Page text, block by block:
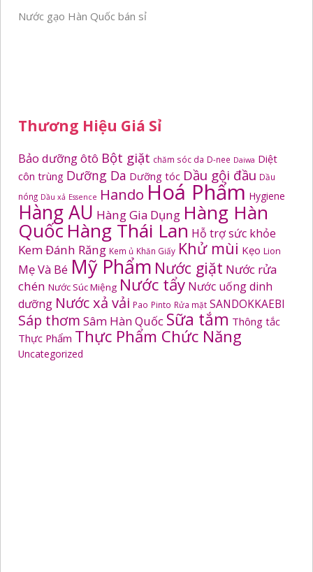
Nước gạo Hàn Quốc bán sỉ
Thương Hiệu Giá Sỉ
Bảo dưỡng ôtô Bột giặt chăm sóc da D-nee Daiwa Diệt
côn trùng Dưỡng Da Dưỡng tóc Dầu gội đầu Dầu
nóng Dầu xả Essence Hando Hoá Phẩm Hygiene
Hàng AU Hàng Gia Dụng Hàng Hàn
Quốc Hàng Thái Lan Hỗ trợ sức khỏe
Kem Đánh Răng Kem ủ Khăn Giấy Khử mùi Kẹo Lion
Mẹ Và Bé Mỹ Phẩm Nước giặt Nước rửa
chén Nước Súc Miệng Nước tẩy Nước uống dinh
dưỡng Nước xả vải Pao Pinto Rửa mặt SANDOKKAEBI
Sáp thơm Sâm Hàn Quốc Sữa tắm Thông tắc
Thực Phẩm Thực Phẩm Chức Năng
Uncategorized